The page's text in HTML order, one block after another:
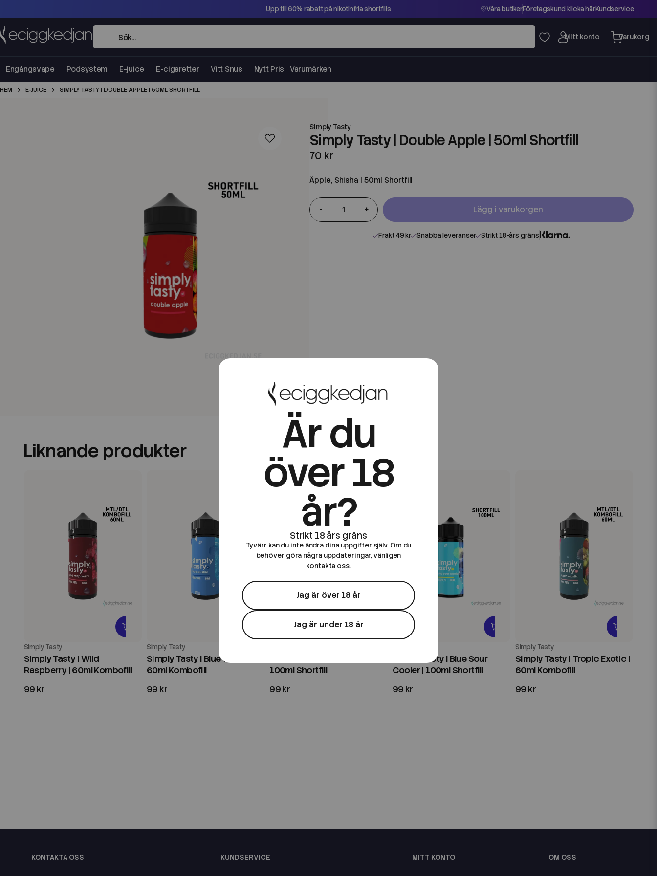
Upp till60% rabatt på nikotinfria shortfills Våra butikerFöretagskund klicka härKundservice
Engångsvape Podsystem E-juice E-cigaretter Vitt Snus Nytt Pris Varumärken
HEM E-JUICE SIMPLY TASTY | DOUBLE APPLE | 50ML SHORTFILL
Simply Tasty
Simply Tasty | Double Apple | 50ml Shortfill
70 kr
Äpple, Shisha | 50ml Shortfill
- + Lägg i varukorgen
Frakt 49 kr Snabba leveranser Strikt 18-års gräns
Liknande produkter
Simply Tasty
Simply Tasty | Wild
Raspberry | 60ml Kombofill
99 kr
Simply Tasty
Simply Tasty | Blue Slushie |
60ml Kombofill
99 kr
100ml Shortfill
99 kr
Simply Tasty | Blue Sour
Cooler | 100ml Shortfill
99 kr
Simply Tasty
Simply Tasty | Tropic Exotic |
60ml Kombofill
99 kr
Är du
över 18
år?
Tyvärr kan du inte ändra dina uppgifter själv. Om du
behöver göra några uppdateringar, vänligen
kontakta oss.
Jag är över 18 år
Jag är under 18 år
KONTAKTA OSS KUNDSERVICE MITT KONTO OM OSS